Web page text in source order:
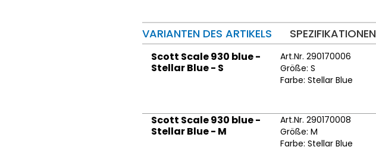
VARIANTEN DES ARTIKELS SPEZIFIKATIONEN
Scott Scale 930 blue -
Stellar Blue - S
Art.Nr. 290170006
Größe: S
Farbe: Stellar Blue
Scott Scale 930 blue -
Stellar Blue - M
Art.Nr. 290170008
Größe: M
Farbe: Stellar Blue